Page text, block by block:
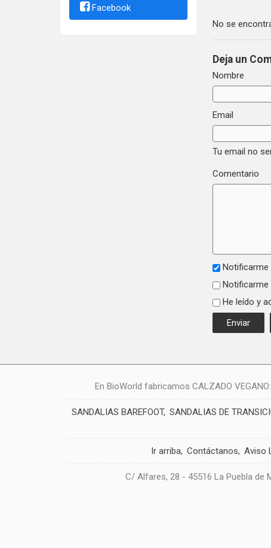
Facebook
No se
Deja un
Nombre
Email
Tu email no
Comentario
Notificarme
Notificarme
He leído y
En BioWorld fabricamos CALZADO
SANDALIAS BAREFOOT SANDALIAS DE
Ir arriba Contáctanos Aviso
C/ Alfares, 28 - 45516 La Puebla de